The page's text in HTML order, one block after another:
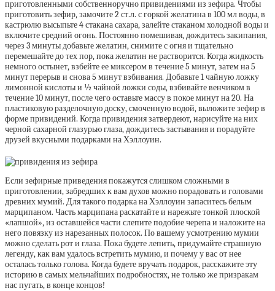
приготовленными собственноручно привидениями из зефира. Чтобы
приготовить зефир, замочите 2 ст.л. с горкой желатина в 100 мл воды, в
кастрюлю высыпьте 4 стакана сахара, залейте стаканом холодной воды и
включите средний огонь. Постоянно помешивая, дождитесь закипания,
через 3 минуты добавьте желатин, снимите с огня и тщательно
перемешайте до тех пор, пока желатин не растворится. Когда жидкость
немного остынет, взбейте ее миксером в течение 5 минут, затем на 5
минут перерыв и снова 5 минут взбивания. Добавьте 1 чайную ложку
лимонной кислоты и ½ чайной ложки соды, взбивайте венчиком в
течение 10 минут, после чего оставьте массу в покое минут на 20. На
пластиковую разделочную доску, смоченную водой, выложите зефир в
форме привидений. Когда привидения затвердеют, нарисуйте на них
черной сахарной глазурью глаза, дождитесь застывания и порадуйте
друзей вкусными подарками на Хэллоуин.
Если зефирные приведения покажутся слишком сложными в
приготовлении, забредших к вам духов можно порадовать и головами
древних мумий. Для такого подарка на Хэллоуин запаситесь белым
марципаном. Часть марципана раскатайте и нарежьте тонкой плоской
«лапшой», из оставшейся части слепите подобие черепа и наложите на
него повязку из нарезанных полосок. По вашему усмотрению мумии
можно сделать рот и глаза. Пока будете лепить, придумайте страшную
легенду, как вам удалось встретить мумию, и почему у вас от нее
осталась только голова. Когда будете вручать подарок, расскажите эту
историю в самых мельчайших подробностях, не только же призракам
нас пугать, в конце концов!